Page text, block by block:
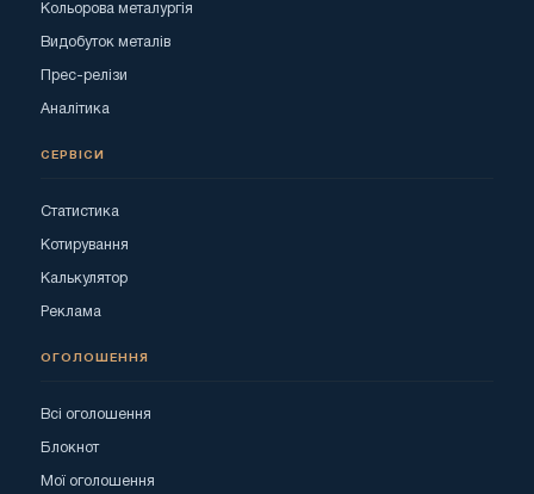
Кольорова металургія
Видобуток металів
Прес-релізи
Аналітика
СЕРВІСИ
Статистика
Котирування
Калькулятор
Реклама
ОГОЛОШЕННЯ
Всі оголошення
Блокнот
Мої оголошення